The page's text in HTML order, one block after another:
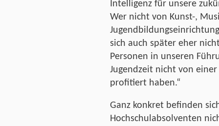
Intelligenz für unsere
Wer nicht von Kunst-,
sich auch später eher
Personen in unseren
Jugendzeit nicht von
profitiert haben.“
Ganz konkret befinden
Hochschulabsolventen